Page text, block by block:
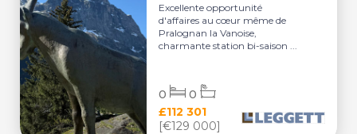
Excellente opportunité
d'affaires au cœur même de
Pralognan la Vanoise,
charmante station bi-saison ...
£112 301
[€129 000]
0 0